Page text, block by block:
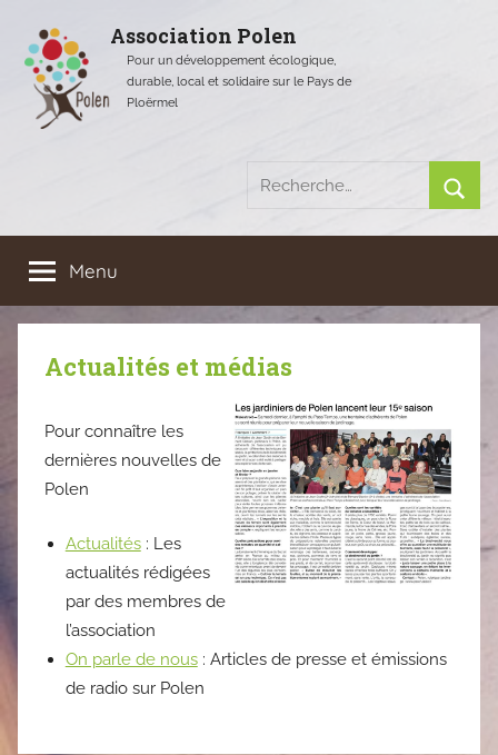
contenu
Association Polen
Pour un développement écologique,
durable, local et solidaire sur le Pays de
Ploërmel
Recherche
:
Menu
Actualités et médias
Pour connaître les
dernières nouvelles de
Polen
Actualités: Les
actualités rédigées
par des membres de
l’association
On parle de nous: Articles de presse et émissions
de radio sur Polen